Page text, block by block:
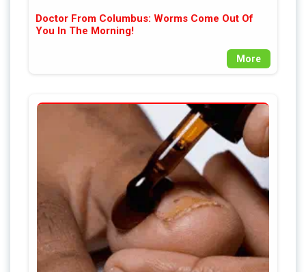
Doctor From Columbus: Worms Come Out Of
You In The Morning!
More